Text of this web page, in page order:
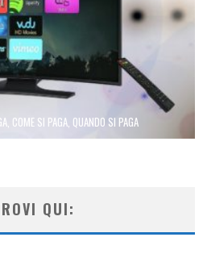
COME SI PAGA, QUANDO SI PAGA
QUI: